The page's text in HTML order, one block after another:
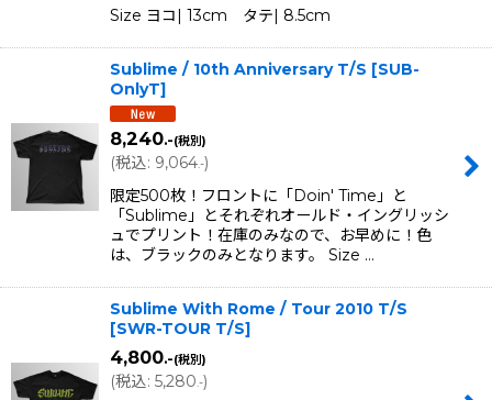
Size ヨコ| 13cm タテ| 8.5cm
Sublime / 10th Anniversary T/S [SUB-
OnlyT]
8,240.-(税別)
(税込: 9,064.-)
限定500枚！フロントに「Doin' Time」と
「Sublime」とそれぞれオールド・イングリッシ
ュでプリント！在庫のみなので、お早めに！色
は、ブラックのみとなります。 Size …
Sublime With Rome / Tour 2010 T/S
[SWR-TOUR T/S]
4,800.-(税別)
(税込: 5,280.-)